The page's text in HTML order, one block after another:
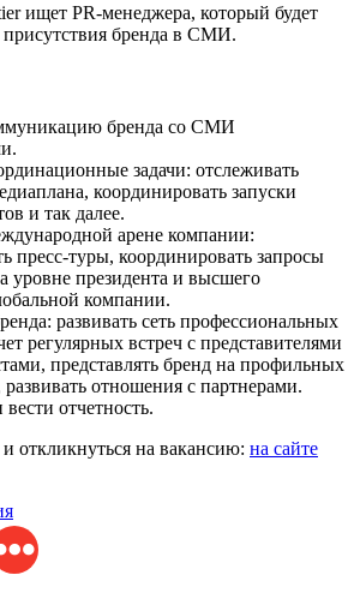
ищет PR-менеджера, который будет
присутствия бренда в СМИ.
бренда со СМИ
задачи: отслеживать
координировать запуски
и так далее.
арене компании:
пресс-туры, координировать запросы
уровне президента и высшего
компании.
развивать сеть профессиональных
регулярных встреч с представителями
представлять бренд на профильных
отношения с партнерами.
отчетность.
откликнуться на вакансию: на сайте